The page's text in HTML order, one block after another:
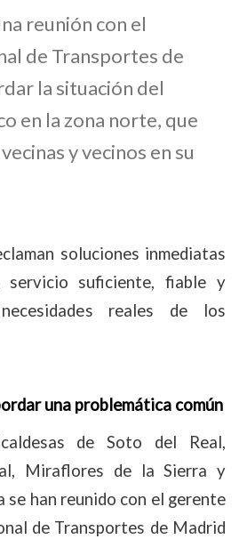
reunión con el
de Transportes de
la situación del
en la zona norte, que
y vecinos en su
soluciones inmediatas
servicio suficiente, fiable y
reales de los
una problemática común
de Soto del Real,
Miraflores de la Sierra y
se han reunido con el gerente
de Transportes de Madrid